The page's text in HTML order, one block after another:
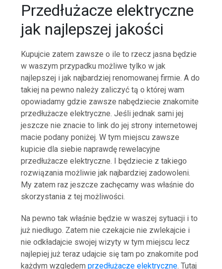
Przedłużacze elektryczne
jak najlepszej jakości
Kupujcie zatem zawsze o ile to rzecz jasna będzie
w waszym przypadku możliwe tylko w jak
najlepszej i jak najbardziej renomowanej firmie. A do
takiej na pewno należy zaliczyć tą o której wam
opowiadamy gdzie zawsze nabędziecie znakomite
przedłużacze elektryczne. Jeśli jednak sami jej
jeszcze nie znacie to link do jej strony internetowej
macie podany poniżej. W tym miejscu zawsze
kupicie dla siebie naprawdę rewelacyjne
przedłużacze elektryczne. I będziecie z takiego
rozwiązania możliwie jak najbardziej zadowoleni.
My zatem raz jeszcze zachęcamy was właśnie do
skorzystania z tej możliwości.
Na pewno tak właśnie będzie w waszej sytuacji i to
już niedługo. Zatem nie czekajcie nie zwlekajcie i
nie odkładajcie swojej wizyty w tym miejscu lecz
najlepiej już teraz udajcie się tam po znakomite pod
każdym względemprzedłużacze elektryczne. Tutaj